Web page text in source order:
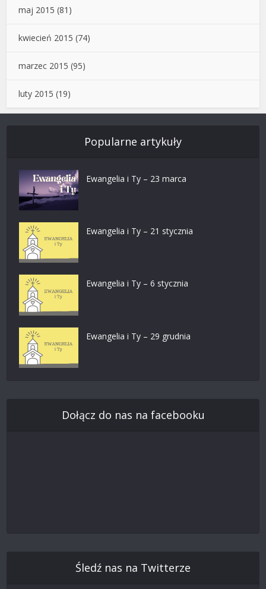
maj 2015 (81)
kwiecień 2015 (74)
marzec 2015 (95)
luty 2015 (19)
Popularne artykuły
Ewangelia i Ty – 23 marca
Ewangelia i Ty – 21 stycznia
Ewangelia i Ty – 6 stycznia
Ewangelia i Ty – 29 grudnia
Dołącz do nas na facebooku
Śledź nas na Twitterze